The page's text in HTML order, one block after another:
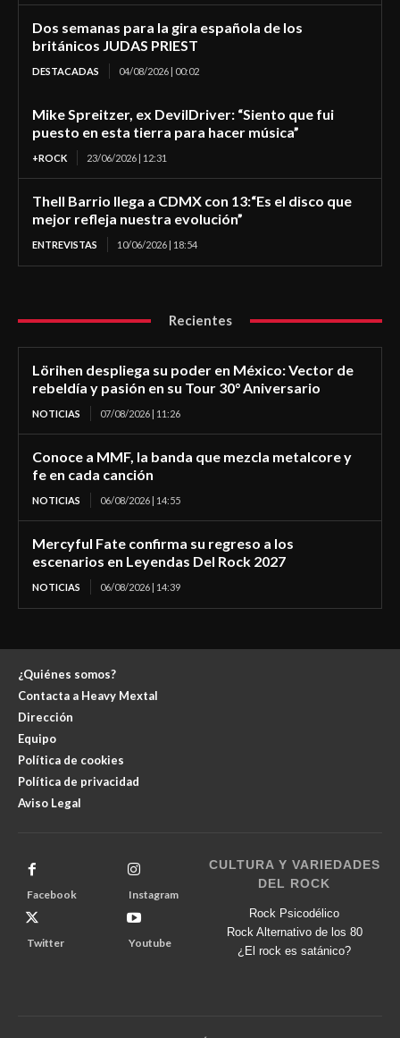
Dos semanas para la gira española de los
británicos JUDAS PRIEST
DESTACADAS 04/08/2026 | 00:02
Mike Spreitzer, ex DevilDriver: “Siento que fui
puesto en esta tierra para hacer música”
+ROCK 23/06/2026 | 12:31
Thell Barrio llega a CDMX con 13:“Es el disco que
mejor refleja nuestra evolución”
ENTREVISTAS 10/06/2026 | 18:54
Recientes
Lörihen despliega su poder en México: Vector de
rebeldía y pasión en su Tour 30° Aniversario
NOTICIAS 07/08/2026 | 11:26
Conoce a MMF, la banda que mezcla metalcore y
fe en cada canción
NOTICIAS 06/08/2026 | 14:55
Mercyful Fate confirma su regreso a los
escenarios en Leyendas Del Rock 2027
NOTICIAS 06/08/2026 | 14:39
¿Quiénes somos?
Contacta a Heavy Mextal
Dirección
Equipo
Política de cookies
Política de privacidad
Aviso Legal
Facebook Instagram
Twitter Youtube
CULTURA Y VARIEDADES
DEL ROCK
Rock Psicodélico
Rock Alternativo de los 80
¿El rock es satánico?